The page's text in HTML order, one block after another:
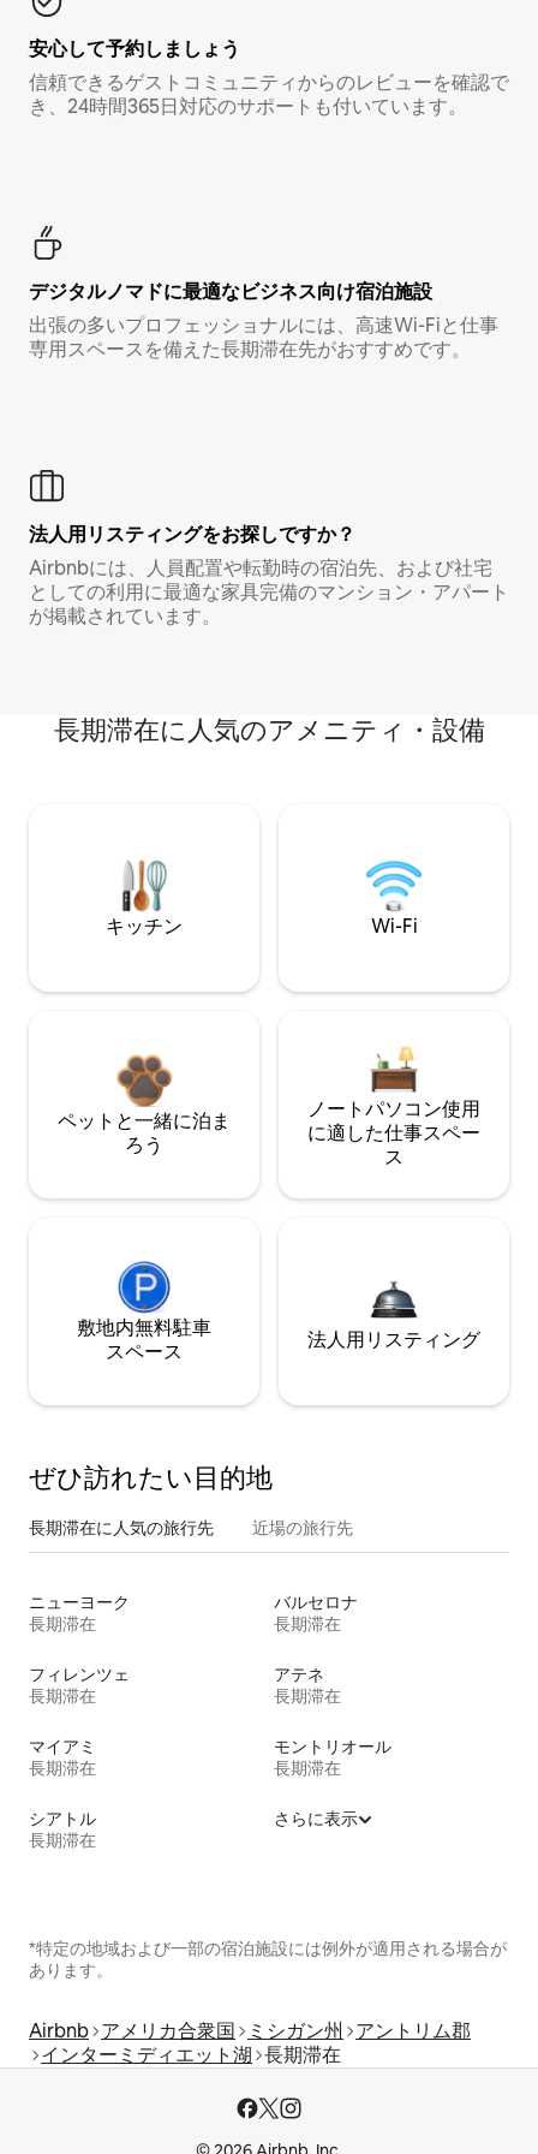
安心して予約しましょう
信頼できるゲストコミュニティからのレビューを確認で
き、24時間365日対応のサポートも付いています。
デジタルノマド⁠に最⁠適⁠なビ⁠ジ⁠ネ⁠ス⁠向⁠け宿⁠泊⁠施⁠設
出張の多いプロフェッショナルには、高速Wi-Fiと仕事
専用スペースを備えた長期滞在先がおすすめです。
法人用リスティングをお探しですか？
Airbnbには、人員配置や転勤時の宿泊先、および社宅
としての利用に最適な家具完備のマンション・アパート
が掲載されています。
長期滞在に人気のアメニティ・設備
キッチン Wi-Fi
ペットと一緒に泊ま
ろう
ノートパソコン使用
に適した仕事スペー
ス
敷地内無料駐⁠車
ス⁠ペ⁠ー⁠ス
法人用リスティング
ぜひ訪⁠れ⁠た⁠い目⁠的⁠地
長期滞在に人気の旅行先 近場の旅行先
ニューヨーク
長期滞在
バルセロナ
長期滞在
フィレンツェ
長期滞在
アテネ
長期滞在
マイアミ
長期滞在
モントリオール
長期滞在
シアトル
長期滞在
さらに表示
*特定の地域および一部の宿泊施設には例外が適用される場合が
あります。
Airbnb アメリカ合衆国 ミシガン州
アントリム郡
インターミディエット湖 長期滞在